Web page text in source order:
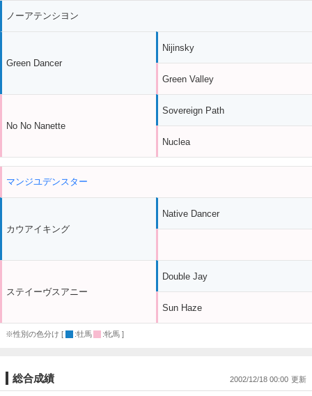
ノーアテンシヨン
Green Dancer
No No Nanette
Nijinsky
Green Valley
Sovereign Path
Nuclea
マンジユデンスター
カウアイキング
ステイーヴスアニー
Native Dancer
Double Jay
Sun Haze
※性別の色分け [ :牡馬 :牝馬 ]
総合成績 2002/12/18 00:00